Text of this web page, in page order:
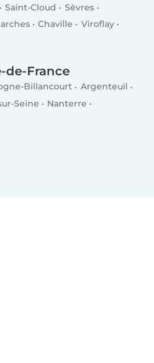
Saint-Cloud
Sèvres
Chaville
Viroflay
de-France
Billancourt
Argenteuil
Seine
Nanterre